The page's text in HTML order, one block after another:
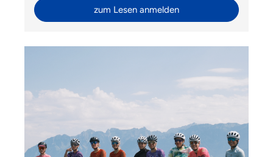
zum Lesen anmelden